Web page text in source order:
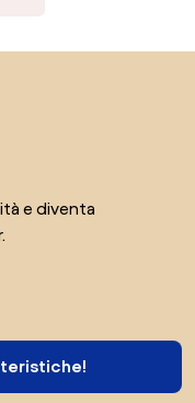
e diventa